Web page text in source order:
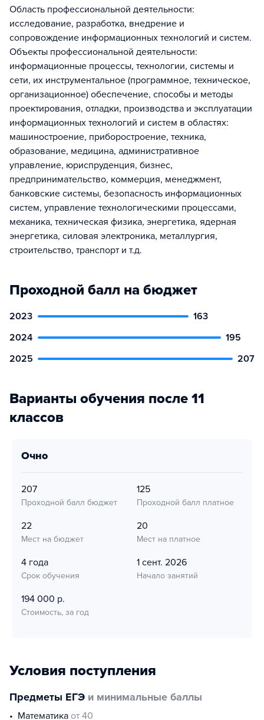
Область профессиональной деятельности:
исследование, разработка, внедрение и
сопровождение информационных технологий и систем.
Объекты профессиональной деятельности:
информационные процессы, технологии, системы и
сети, их инструментальное (программное, техническое,
организационное) обеспечение, способы и методы
проектирования, отладки, производства и эксплуатации
информационных технологий и систем в областях:
машиностроение, приборостроение, техника,
образование, медицина, административное
управление, юриспруденция, бизнес,
предпринимательство, коммерция, менеджмент,
банковские системы, безопасность информационных
систем, управление технологическими процессами,
механика, техническая физика, энергетика, ядерная
энергетика, силовая электроника, металлургия,
строительство, транспорт и т.д.
Проходной балл на бюджет
2023
163
2024
195
2025
207
Варианты обучения после 11
классов
очно
207
Проходной балл бюджет
125
Проходной балл платное
22
Мест на бюджет
20
Мест на платное
4 года
Срок обучения
1 сент. 2026
Начало занятий
194 000 р.
Стоимость, за год
Условия поступления
Предметы ЕГЭ и минимальные баллы
математика от 40